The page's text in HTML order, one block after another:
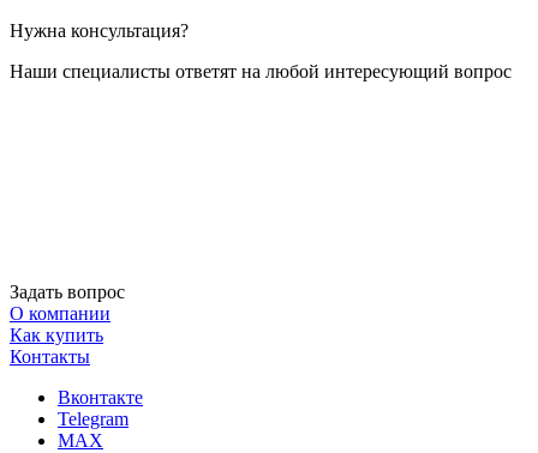
Нужна консультация?
Наши специалисты ответят на любой интересующий вопрос
Задать вопрос
О компании
Как купить
Контакты
Вконтакте
Telegram
MAX